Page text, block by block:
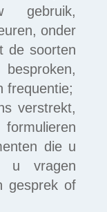
gebruik,
onder
de soorten
frequentie;
verstrekt,
die u
u vragen
gesprek of